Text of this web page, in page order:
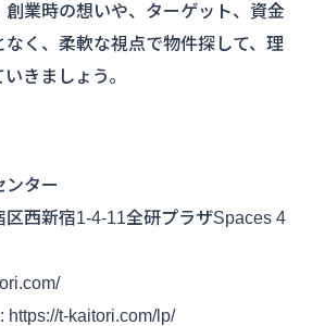
創業時の想いや、ターゲット、資金
く、柔軟な視点で物件探して、理
きましょう。
ンター
区西新宿1-4-11全研プラザSpaces 4
https://t-kaitori.com/lp/